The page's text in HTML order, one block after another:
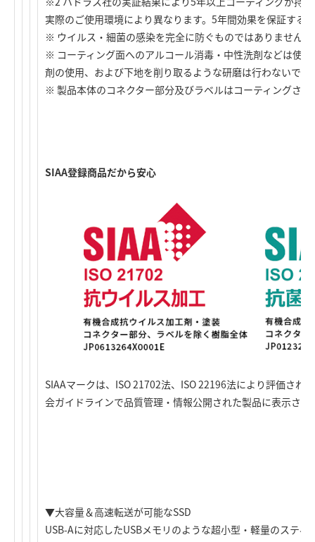
実際のご使用環境により異なります。5年間効果を保証する
※ ウイルス・細菌の感染を完全に防ぐものではありません。
※ コーティング面へのアルコール消毒・中性洗剤などは使
剤の使用、および下地を削り取るような研磨は行わないでく
※ 製品本体のコネクター部分及びラベルはコーティングされ
SIAA登録商品だから安心
SIAAマークは、ISO 21702法、ISO 22196法により評価され
会ガイドラインで品質管理・情報公開された製品に表示され
▼大容量＆高速転送が可能なSSD
USB-Aに対応したUSBメモリのような超小型・軽量のスティ